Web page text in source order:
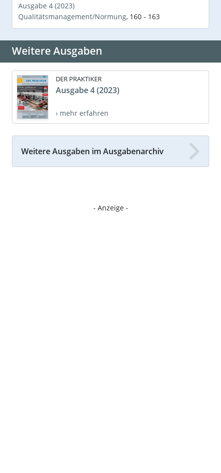
Ausgabe 4 (2023)
Qualitätsmanagement/Normung, 160 - 163
Weitere Ausgaben
DER PRAKTIKER
Ausgabe 4 (2023)
› mehr erfahren
Weitere Ausgaben im Ausgabenarchiv
- Anzeige -